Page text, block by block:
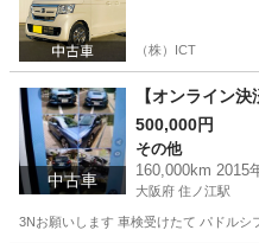
（株）ICT
中古車
【オンライン
500,000円
その他
160,000km 2015
大阪府 住ノ江駅
3Nお願いします 車検受けたて パドルシ